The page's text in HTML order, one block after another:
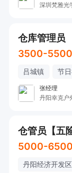
深圳梵雅光
仓库管理员
3500-5500
吕城镇 节
张经理
丹阳幸克户
仓管员【五
5000-6500
丹阳经济开发区